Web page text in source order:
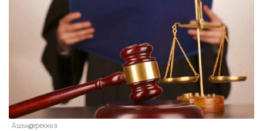
Ашық дереккөз